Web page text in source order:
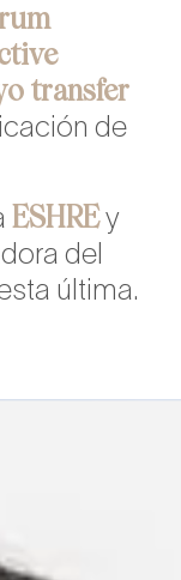
transfer
de
ESHREy
del
última.